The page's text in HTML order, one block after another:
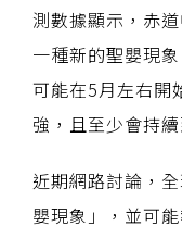
測數據顯示，赤
一種新的聖嬰現
可能在5月左右開
強，且至少會持續
近期網路討論，
嬰現象」，並可